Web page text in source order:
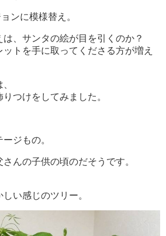
ンに模様替え。
、サンタの絵が目を引くのか？
トを手に取ってくださる方が増え
つけをしてみました。
ジもの。
んの子供の頃のだそうです。
い感じのツリー。